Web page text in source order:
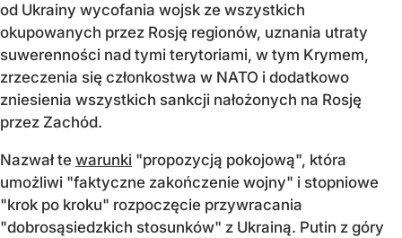
od Ukrainy wycofania wojsk ze wszystkich
okupowanych przez Rosję regionów, uznania utraty
suwerenności nad tymi terytoriami, w tym Krymem,
zrzeczenia się członkostwa w NATO i dodatkowo
zniesienia wszystkich sankcji nałożonych na Rosję
przez Zachód.
Nazwał te warunki "propozycją pokojową", która
umożliwi "faktyczne zakończenie wojny" i stopniowe
"krok po kroku" rozpoczęcie przywracania
"dobrosąsiedzkich stosunków" z Ukrainą. Putin z góry